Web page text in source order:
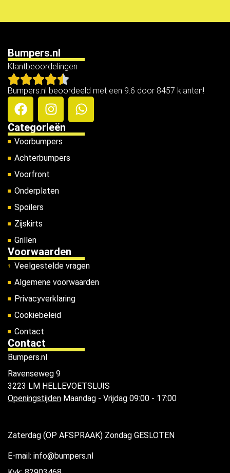
Bumpers.nl
Klantbeoordelingen
Bumpers.nl beoordeeld met een 9.6 door 8457 klanten!
Categorieën
Voorbumpers
Achterbumpers
Voorfront
Onderplaten
Spoilers
Zijskirts
Grillen
Voorwaarden
Veelgestelde vragen
Algemene voorwaarden
Privacyverklaring
Cookiebeleid
Contact
Contact
Bumpers.nl
Ravenseweg 9
3223 LM HELLEVOETSLUIS
Openingstijden Maandag - Vrijdag 09:00 - 17:00
Zaterdag (OP AFSPRAAK) Zondag GESLOTEN
E-mail: info@bumpers.nl